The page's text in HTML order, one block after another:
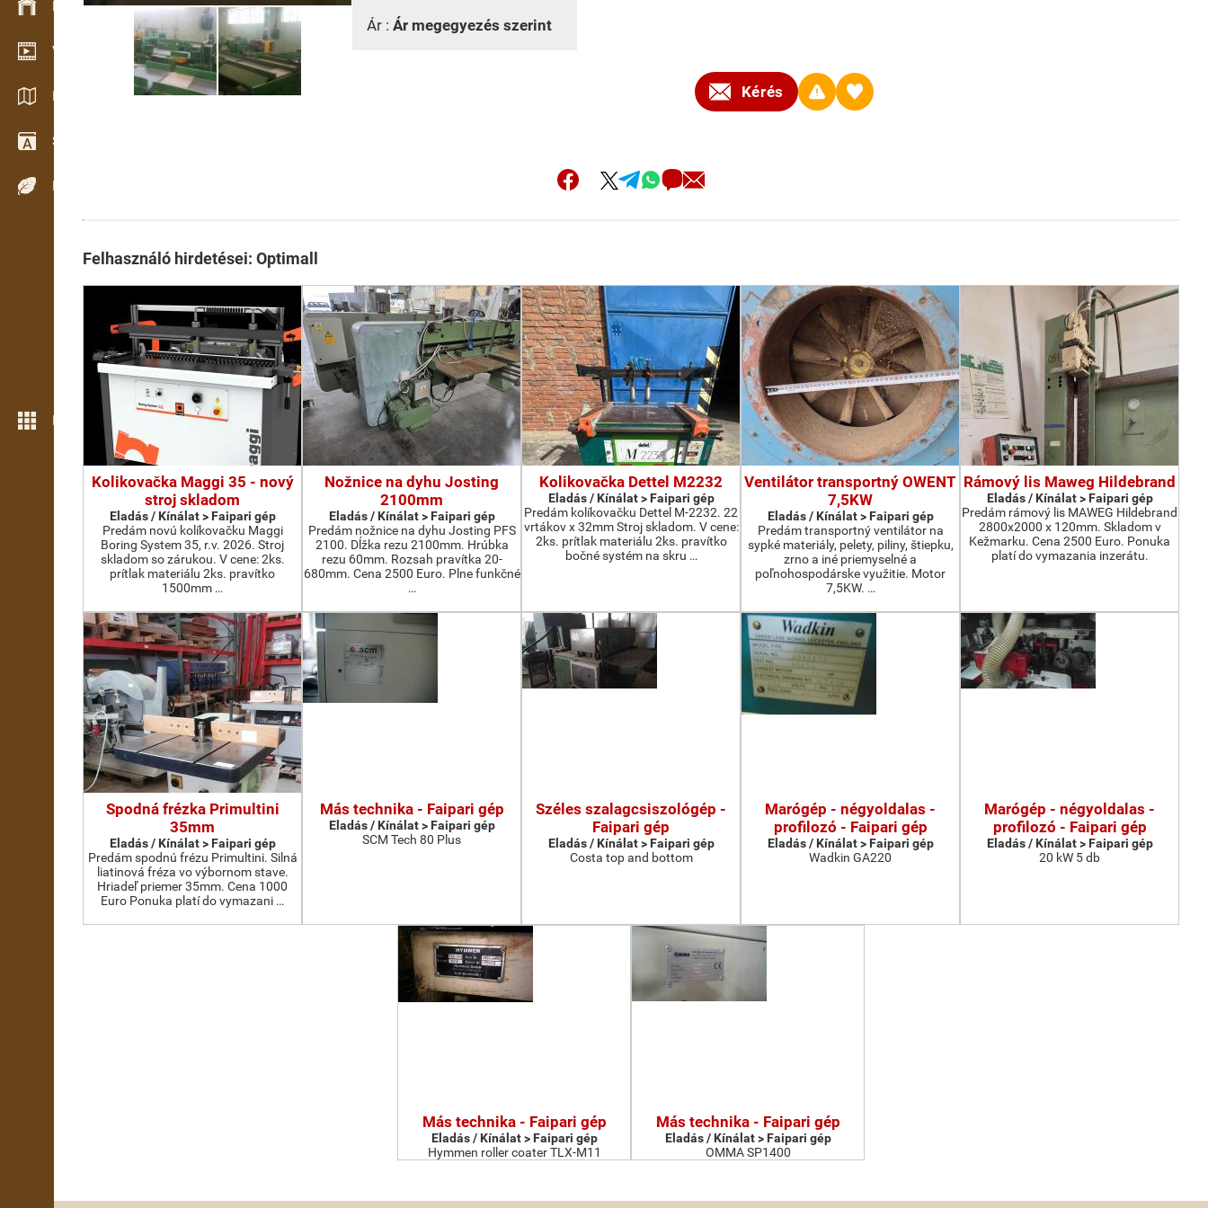
Készlet kezelés
Video bemutatóterem
Katalógusok / Prospektusok
Szótár
Fafajok
Még több funkció
Ár : Ár megegyezés szerint
Kérés
Felhasználó hirdetései: Optimall
Kolikovačka Maggi 35 - nový
stroj skladom
Eladás / Kínálat > Faipari gép
Predám novú kolíkovačku Maggi
Boring System 35, r.v. 2026. Stroj
skladom so zárukou. V cene: 2ks.
prítlak materiálu 2ks. pravítko
1500mm …
Nožnice na dyhu Josting
2100mm
Eladás / Kínálat > Faipari gép
Predám nožnice na dyhu Josting PFS
2100. Dĺžka rezu 2100mm. Hrúbka
rezu 60mm. Rozsah pravítka 20-
680mm. Cena 2500 Euro. Plne funkčné
…
Kolikovačka Dettel M2232
Eladás / Kínálat > Faipari gép
Predám kolíkovačku Dettel M-2232. 22
vrtákov x 32mm Stroj skladom. V cene:
2ks. prítlak materiálu 2ks. pravítko
bočné systém na skru …
Ventilátor transportný OWENT
7,5KW
Eladás / Kínálat > Faipari gép
Predám transportný ventilátor na
sypké materiály, pelety, piliny, štiepku,
zrno a iné priemyselné a
poľnohospodárske využitie. Motor
7,5KW. …
Rámový lis Maweg Hildebrand
Eladás / Kínálat > Faipari gép
Predám rámový lis MAWEG Hildebrand
2800x2000 x 120mm. Skladom v
Kežmarku. Cena 2500 Euro. Ponuka
platí do vymazania inzerátu.
Spodná frézka Primultini
35mm
Eladás / Kínálat > Faipari gép
Predám spodnú frézu Primultini. Silná
liatinová fréza vo výbornom stave.
Hriadeľ priemer 35mm. Cena 1000
Euro Ponuka platí do vymazani …
Más technika - Faipari gép
Eladás / Kínálat > Faipari gép
SCM Tech 80 Plus
Széles szalagcsiszológép -
Faipari gép
Eladás / Kínálat > Faipari gép
Costa top and bottom
Marógép - négyoldalas -
profilozó - Faipari gép
Eladás / Kínálat > Faipari gép
Wadkin GA220
Marógép - négyoldalas -
profilozó - Faipari gép
Eladás / Kínálat > Faipari gép
20 kW 5 db
Más technika - Faipari gép
Eladás / Kínálat > Faipari gép
Hymmen roller coater TLX-M11
Más technika - Faipari gép
Eladás / Kínálat > Faipari gép
OMMA SP1400